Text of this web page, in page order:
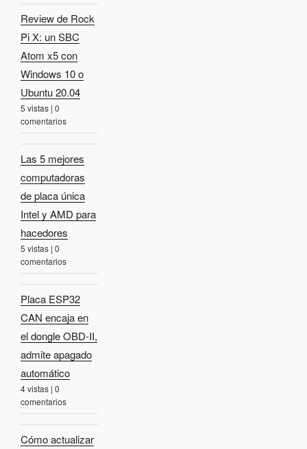
Review de Rock
Pi X: un SBC
Atom x5 con
Windows 10 o
Ubuntu 20.04
5 vistas | 0
comentarios
Las 5 mejores
computadoras
de placa única
Intel y AMD para
hacedores
5 vistas | 0
comentarios
Placa ESP32
CAN encaja en
el dongle OBD-II,
admite apagado
automático
4 vistas | 0
comentarios
Cómo actualizar